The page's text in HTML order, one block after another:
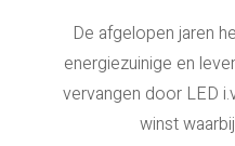
De afgelopen jaren
energiezuinige en
vervangen door LED
winst